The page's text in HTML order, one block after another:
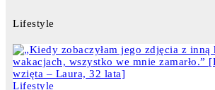
Lifestyle
Lifestyle